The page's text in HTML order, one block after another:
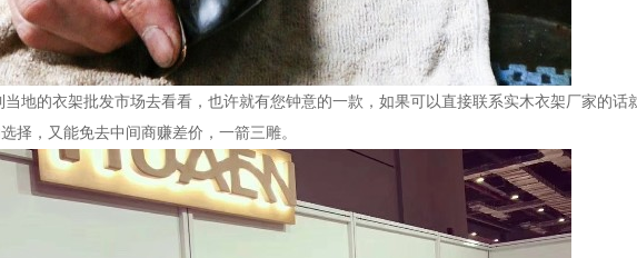
地的衣架批发市场去看看，也许就有您钟意的一款，如果可以直接联系实木衣架厂家的话
择，又能免去中间商赚差价，一箭三雕。